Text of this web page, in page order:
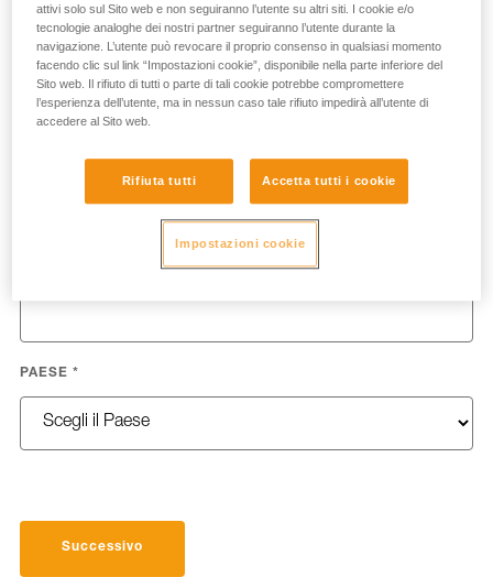
NOME
PAESE *
Successivo
attivi solo sul Sito web e non seguiranno l’utente su altri siti. I cookie e/o
tecnologie analoghe dei nostri partner seguiranno l’utente durante la
navigazione. L’utente può revocare il proprio consenso in qualsiasi momento
facendo clic sul link “Impostazioni cookie”, disponibile nella parte inferiore del
Sito web. Il rifiuto di tutti o parte di tali cookie potrebbe compromettere
l’esperienza dell’utente, ma in nessun caso tale rifiuto impedirà all’utente di
accedere al Sito web.
Rifiuta tutti Accetta tutti i cookie
Impostazioni cookie